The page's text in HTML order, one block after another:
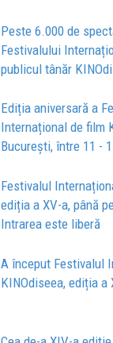
Peste 6.000 de
Festivalului
publicul tânăr
Ediția aniversară a
Internațional de film
București, între 11 -
Festivalul
ediția a XV-a, până
Intrarea este liberă
A început Festivalul
KINOdiseea, ediția a